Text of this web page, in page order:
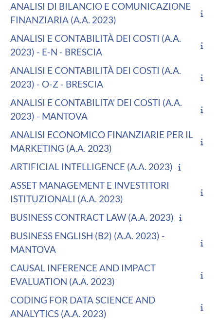
ANALISI DI BILANCIO E COMUNICAZIONE
FINANZIARIA (A.A. 2023)
ANALISI E CONTABILITÀ DEI COSTI (A.A.
2023) - E-N - BRESCIA
ANALISI E CONTABILITÀ DEI COSTI (A.A.
2023) - O-Z - BRESCIA
ANALISI E CONTABILITA' DEI COSTI (A.A.
2023) - MANTOVA
ANALISI ECONOMICO FINANZIARIE PER IL
MARKETING (A.A. 2023)
ARTIFICIAL INTELLIGENCE (A.A. 2023)
ASSET MANAGEMENT E INVESTITORI
ISTITUZIONALI (A.A. 2023)
BUSINESS CONTRACT LAW (A.A. 2023)
BUSINESS ENGLISH (B2) (A.A. 2023) -
MANTOVA
CAUSAL INFERENCE AND IMPACT
EVALUATION (A.A. 2023)
CODING FOR DATA SCIENCE AND
ANALYTICS (A.A. 2023)